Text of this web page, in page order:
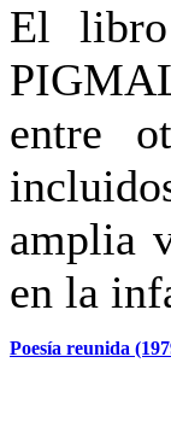
El
entre
amplia
en la
Poesía reunida